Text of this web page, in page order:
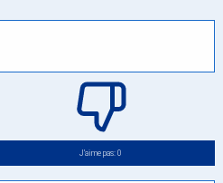
J’aime pas: 0